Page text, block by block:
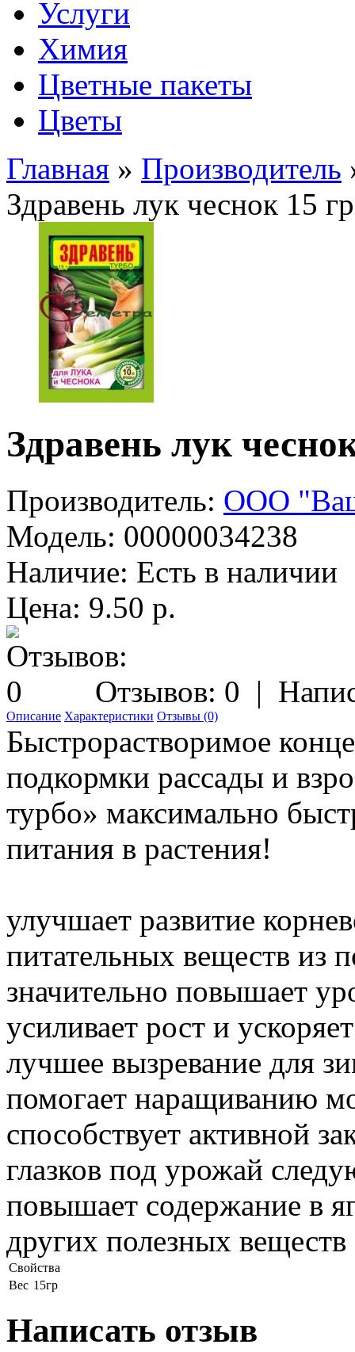
Услуги
Химия
Цветные пакеты
Цветы
Главная » Производитель
Здравень лук чеснок 15
Здравень лук
Производитель: ООО
Модель: 00000034238
Наличие: Есть в наличии
Цена: 9.50 р.
Отзывов: 0 |
Описание Характеристики Отзывы (0)
Быстрорастворимое
подкормки рассады и
турбо» максимально
питания в растения!
улучшает развитие
питательных веществ из
значительно повышает
усиливает рост и
лучшее вызревание для
помогает наращиванию
способствует активной
глазков под урожай
повышает содержание в
других полезных веществ
Свойства
Вес 15гр
Написать отзыв